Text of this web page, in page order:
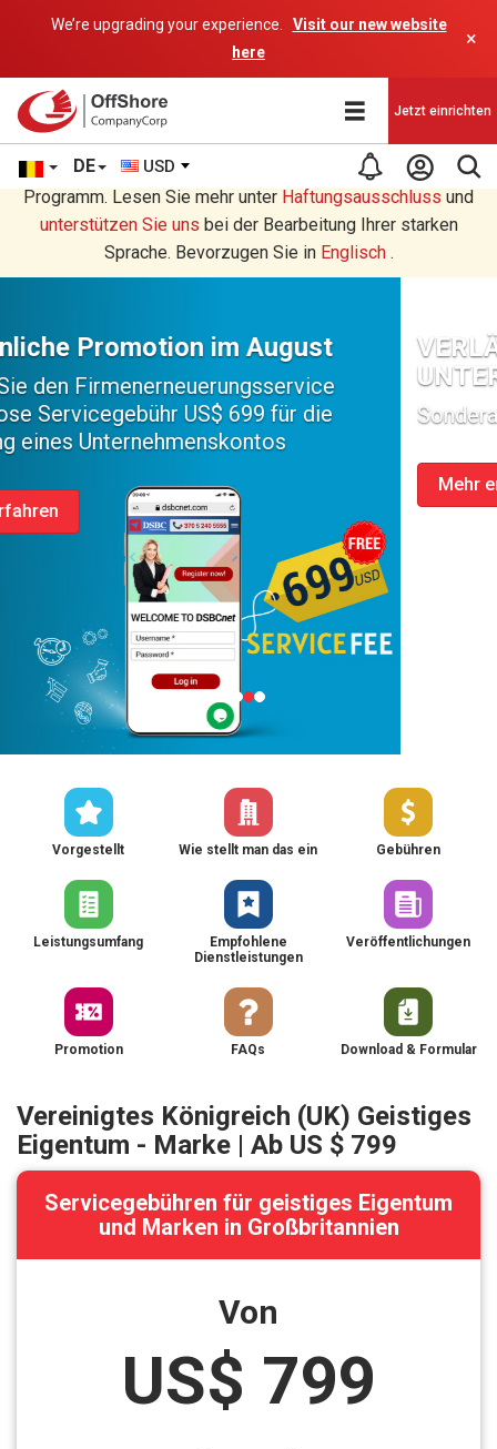
We’re upgrading your experience.
Visit our new website
here
×
DE USD
Jetzt einrichten
Sie lesen eine Deutsche Übersetzung durch ein AI-
Programm. Lesen Sie mehr unter Haftungsausschluss und
unterstützen Sie uns bei der Bearbeitung Ihrer starken
Sprache. Bevorzugen Sie in Englisch.
VERLÄNGERUNG DES
UNTERNEHMENS
Sonderangebot des Monats
Mehr erfahren
Vorgestellt Wie stellt man das ein Gebühren
Leistungsumfang
Empfohlene
Dienstleistungen
Veröffentlichungen
Promotion FAQs Download & Formular
Vereinigtes Königreich (UK) Geistiges
Eigentum - Marke | Ab US $ 799
Servicegebühren für geistiges Eigentum
und Marken in Großbritannien
Von
US$ 799